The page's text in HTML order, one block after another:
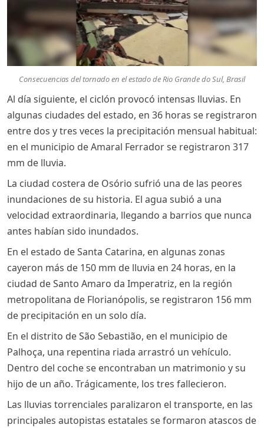
Consecuencias del tornado en el estado de Rio Grande do Sul, Brasil
Al día siguiente, el ciclón provocó intensas lluvias. En
algunas ciudades del estado, en 36 horas se registraron
entre dos y tres veces la precipitación mensual habitual:
en el municipio de Amaral Ferrador se registraron 317
mm de lluvia.
La ciudad costera de Osório sufrió una de las peores
inundaciones de su historia. El agua subió a una
velocidad extraordinaria, llegando a barrios que nunca
antes habían sido inundados.
En el estado de Santa Catarina, en algunas zonas
cayeron más de 150 mm de lluvia en 24 horas, en la
ciudad de Santo Amaro da Imperatriz, en la región
metropolitana de Florianópolis, se registraron 156 mm
de precipitación en un solo día.
En el distrito de São Sebastião, en el municipio de
Palhoça, una repentina riada arrastró un vehículo.
Dentro del coche se encontraban un matrimonio y su
hijo de un año. Trágicamente, los tres fallecieron.
Las lluvias torrenciales paralizaron el transporte, en las
principales autopistas estatales se formaron atascos de